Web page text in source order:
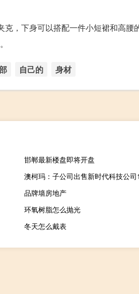
，下身可以搭配一件小短裙和高腰
自己的 身材
邯郸最新楼盘即将开盘
澳柯玛：子公司出售新时代科技公司
品牌墙房地产
环氧树脂怎么抛光
冬天怎么戴表